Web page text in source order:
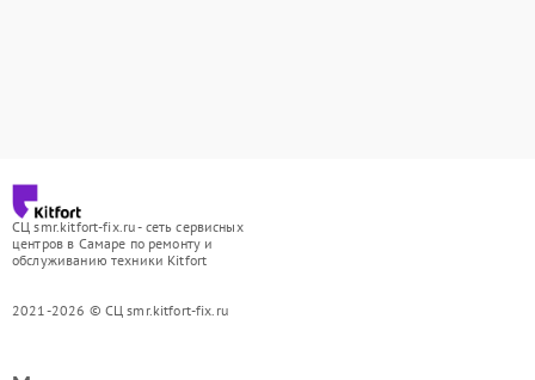
СЦ smr.kitfort-fix.ru - сеть сервисных
центров в Самаре по ремонту и
обслуживанию техники Kitfort
2021-2026 © СЦ smr.kitfort-fix.ru